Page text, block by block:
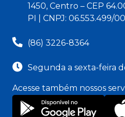
1450, Centro – CEP
PI | CNPJ: 06.553.499/
(86) 3226-8364
Segunda a sexta-feira
Acesse também nossos